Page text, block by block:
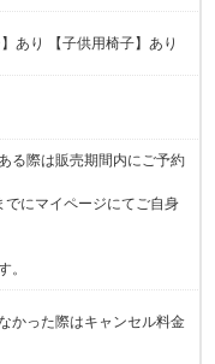
あり 【子供用椅子】あり
る際は販売期間内にご予約
にマイページにてご自身
。
かった際はキャンセル料金